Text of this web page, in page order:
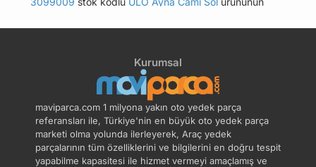
Bu üründen en fazla 5 adet sipariş verilebilir. 5
adedin üzerindeki siparişleri iptal etme hakkı
maviparca.com tarafından saklı tutulmaktadır.
Belirlenen bu limit kurumsal siparişlerde geçerli
değildir. Kurumsal siparişler için farklı limitler ve
özel teklifler sunulabilmektedir.
Kurumsal
maviparca.com 1 milyona yakın oto yedek parça
referansları ile, Türkiye'nin en büyük oto yedek parça
marketi olma yolunda ilerleyerek, Araç yedek
parçalarının tüm özelliklerini ve bilgilerini en doğru tespit
yapabilme kapasitesi ile hizmet vermeyi amaçlamış ve